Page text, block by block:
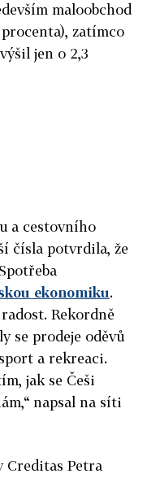
maloobchod
zatímco
jen o 2,3
a cestovního
čísla potvrdila, že
ekonomiku.
Rekordně
se prodeje oděvů
a rekreaci.
jak se Češi
napsal na síti
Creditas Petra